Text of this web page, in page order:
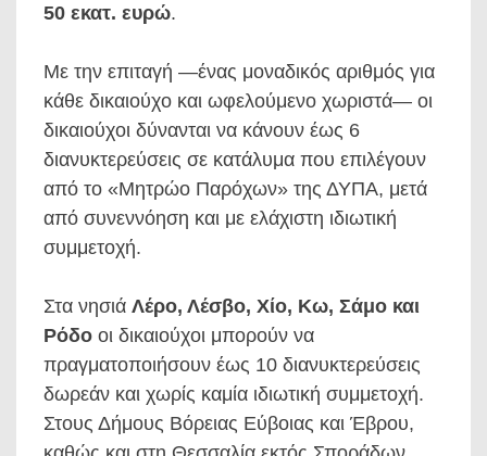
50 εκατ. ευρώ.
Με την επιταγή —ένας μοναδικός αριθμός για
κάθε δικαιούχο και ωφελούμενο χωριστά— οι
δικαιούχοι δύνανται να κάνουν έως 6
διανυκτερεύσεις σε κατάλυμα που επιλέγουν
από το «Μητρώο Παρόχων» της ΔΥΠΑ, μετά
από συνεννόηση και με ελάχιστη ιδιωτική
συμμετοχή.
Στα νησιά Λέρο, Λέσβο, Χίο, Κω, Σάμο και
Ρόδο οι δικαιούχοι μπορούν να
πραγματοποιήσουν έως 10 διανυκτερεύσεις
δωρεάν και χωρίς καμία ιδιωτική συμμετοχή.
Στους Δήμους Βόρειας Εύβοιας και Έβρου,